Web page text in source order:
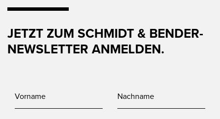
JETZT ZUM SCHMIDT & BENDER-
NEWSLETTER ANMELDEN.